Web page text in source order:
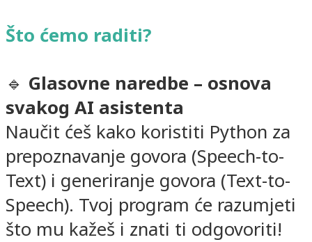
Što ćemo raditi?
🔹 Glasovne naredbe – osnova
svakog AI asistenta
Naučit ćeš kako koristiti Python za
prepoznavanje govora (Speech-to-
Text) i generiranje govora (Text-to-
Speech). Tvoj program će razumjeti
što mu kažeš i znati ti odgovoriti!